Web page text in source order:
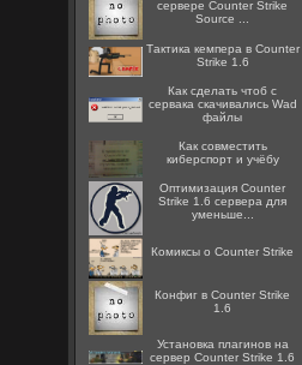
сервере Counter Strike
Source ...
Тактика кемпера в Counter
Strike 1.6
Как сделать чтоб с
сервака скачивались Wad
файлы
Как совместить
киберспорт и учёбу
Оптимизация Counter
Strike 1.6 сервера для
уменьше...
Комиксы о Counter Strike
Конфиг в Counter Strike
1.6
Установка плагинов на
сервер Counter Strike 1.6